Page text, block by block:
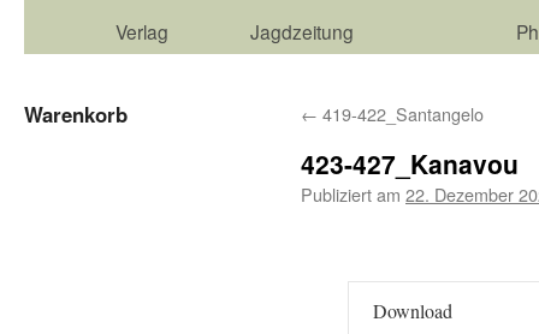
Verlag
Jagdzeitung
← 419-422_Santangelo
423-427_Kanavou
Publiziert am 22. Dezember
Download
Warenkorb